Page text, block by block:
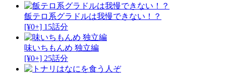
飯テロ系グラドルは我慢できない！？
[¥0+] 15話分
味いちもんめ 独立編
[¥0+] 25話分